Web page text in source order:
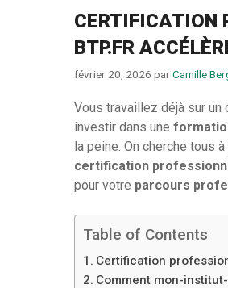
CERTIFICATION
BTP.FR
février 20, 2026 parCamille
Vous travaillez déjà sur
investir dans une
la peine. On cherche tous
certification
pour votre parcours
Table of Contents
Certification
Comment mon-